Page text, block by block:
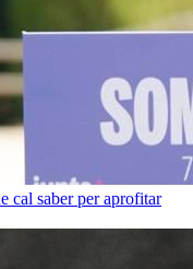
cal saber per aprofitar